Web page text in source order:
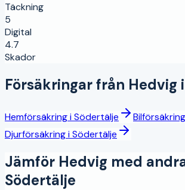
Täckning
5
Digital
4.7
Skador
Försäkringar från Hedvig i
HemförsäkringiSödertälje Bilförsäkring
DjurförsäkringiSödertälje
Jämför Hedvig med
Södertälje